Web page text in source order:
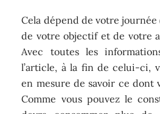
Cela dépend de votre
de votre objectif et de votre
Avec toutes les
l’article, à la fin de celui-ci,
en mesure de savoir ce dont
Comme vous pouvez le